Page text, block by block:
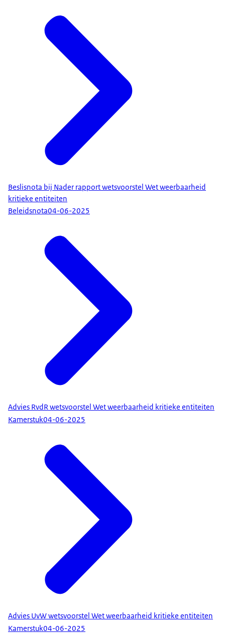
Beslisnota bij Nader rapport wetsvoorstel Wet weerbaarheid
kritieke entiteiten
Beleidsnota04-06-2025
Advies RvdR wetsvoorstel Wet weerbaarheid kritieke entiteiten
Kamerstuk04-06-2025
Advies UvW wetsvoorstel Wet weerbaarheid kritieke entiteiten
Kamerstuk04-06-2025